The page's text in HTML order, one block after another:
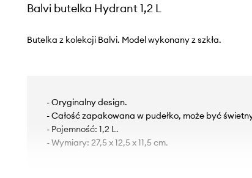
Balvi butelka Hydrant 1,2 L
Butelka z kolekcji Balvi. Model wykonany z szkła.
- Oryginalny design.
- Całość zapakowana w pudełko, może być
- Pojemność: 1,2 L.
- Wymiary: 27,5 x 12,5 x 11,5 cm.